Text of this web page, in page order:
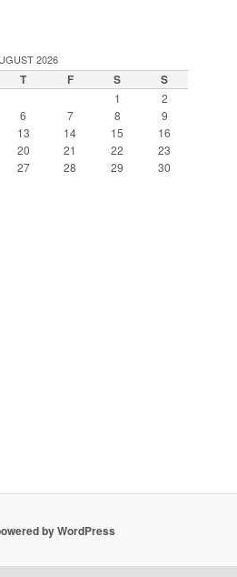
2026
T F S S
1
2
6 7 8
9
13 14 15
16
20 21 22
23
27 28 29
30
by WordPress